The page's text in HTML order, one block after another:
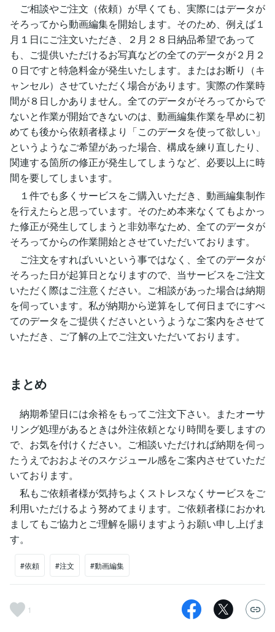
ご相談やご注文（依頼）が早くても、実際にはデータが
そろってから動画編集を開始します。そのため、例えば１
月１日にご注文いただき、２月２８日納品希望であって
も、ご提供いただけるお写真などの全てのデータが２月２
０日ですと特急料金が発生いたします。またはお断り（キ
ャンセル）させていただく場合があります。実際の作業時
間が８日しかありません。全てのデータがそろってからで
ないと作業が開始できないのは、動画編集作業を早めに初
めても後から依頼者様より「このデータを使って欲しい」
というようなご希望があった場合、構成を練り直したり、
関連する箇所の修正が発生してしまうなど、必要以上に時
間を要してしまいます。
１件でも多くサービスをご購入いただき、動画編集制作
を行えたらと思っています。そのため本来なくてもよかっ
た修正が発生してしまうと非効率なため、全てのデータが
そろってからの作業開始とさせていただいております。
ご注文をすればいいという事ではなく、全てのデータが
そろった日が起算日となりますので、当サービスをご注文
いただく際はご注意ください。ご相談があった場合は納期
を伺っています。私が納期から逆算をして何日までにすべ
てのデータをご提供くださいというようなご案内をさせて
いただき、ご了解の上でご注文いただいております。
まとめ
納期希望日には余裕をもってご注文下さい。またオーサ
リング処理があるときは外注依頼となり時間を要しますの
で、お気を付けください。ご相談いただければ納期を伺っ
たうえでおおよそのスケジュール感をご案内させていただ
いております。
私もご依頼者様が気持ちよくストレスなくサービスをご
利用いただけるよう努めてまります。ご依頼者様におかれ
ましてもご協力とご理解を賜りますようお願い申し上げま
す。
#依頼 #注文 #動画編集
1